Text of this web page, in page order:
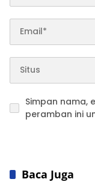
Simpan nama,
peramban ini
Baca Juga